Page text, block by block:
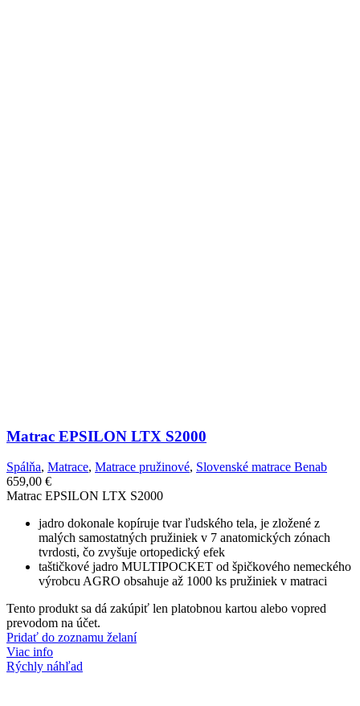
Matrac EPSILON LTX S2000
Spálňa, Matrace, Matrace pružinové, Slovenské matrace Benab
659,00 €
Matrac EPSILON LTX S2000
jadro dokonale kopíruje tvar ľudského tela, je zložené z
malých samostatných pružiniek v 7 anatomických zónach
tvrdosti, čo zvyšuje ortopedický efek
taštičkové jadro MULTIPOCKET od špičkového nemeckého
výrobcu AGRO obsahuje až 1000 ks pružiniek v matraci
Tento produkt sa dá zakúpiť len platobnou kartou alebo vopred
prevodom na účet.
Pridať do zoznamu želaní
Viac info
Rýchly náhľad